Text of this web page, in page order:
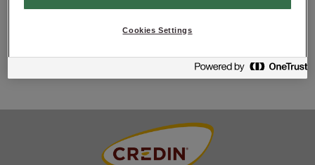
t.ex lingonsylt, valnötter eller hackad mandel i smeten.
Cookies Settings